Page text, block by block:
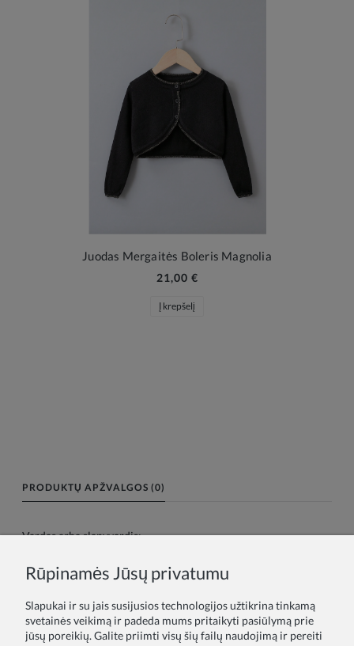
Juodas Mergaitės Boleris Magnolia
21,00 €
Į krepšelį
PRODUKTŲ APŽVALGOS (0)
Vardas arba slapyvardis:
Rūpinamės Jūsų privatumu
Slapukai ir su jais susijusios technologijos užtikrina tinkamą
svetainės veikimą ir padeda mums pritaikyti pasiūlymą prie
jūsų poreikių. Galite priimti visų šių failų naudojimą ir pereiti